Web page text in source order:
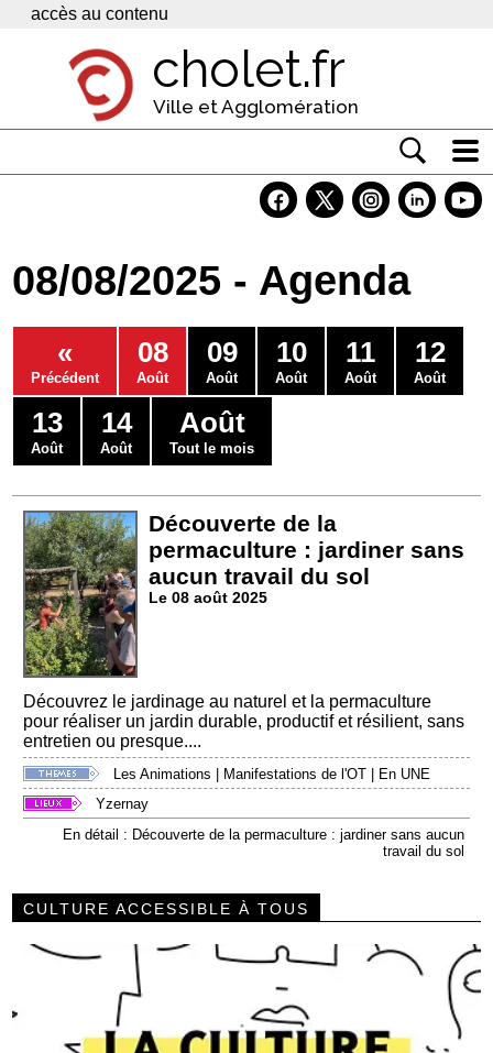
Panneau de gestion des cookies
accès au contenu
cholet.fr
Ville et Agglomération
Economie
Services
Contacts
08/08/2025 - Agenda
«
Précédent
08
Août
09
Août
10
Août
11
Août
12
Août
13
Août
14
Août
Août
Tout le mois
Découverte de la
permaculture : jardiner sans
aucun travail du sol
Le 08 août 2025
Découvrez le jardinage au naturel et la permaculture
pour réaliser un jardin durable, productif et résilient, sans
entretien ou presque....
Les Animations | Manifestations de l'OT | En UNE
Yzernay
En détail : Découverte de la permaculture : jardiner sans aucun
travail du sol
CULTURE ACCESSIBLE À TOUS